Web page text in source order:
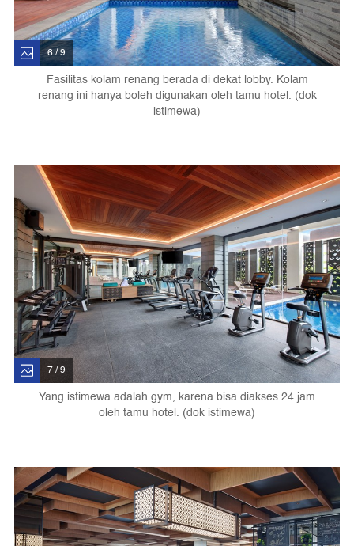
6 / 9
Fasilitas kolam renang berada di dekat lobby. Kolam
renang ini hanya boleh digunakan oleh tamu hotel. (dok
istimewa)
7 / 9
Yang istimewa adalah gym, karena bisa diakses 24 jam
oleh tamu hotel. (dok istimewa)